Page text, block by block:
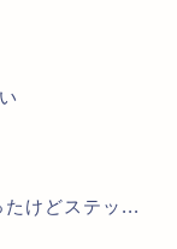
けどステッ...